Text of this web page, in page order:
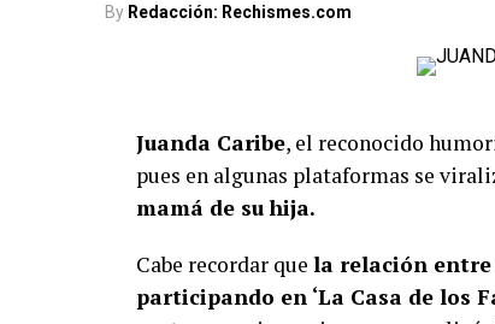
By Redacción: Rechismes.com
Juanda Caribe, el reconocido
pues en algunas plataformas se
mamá de su hija.
Cabe recordar que la relación
participando en ‘La Casa de los